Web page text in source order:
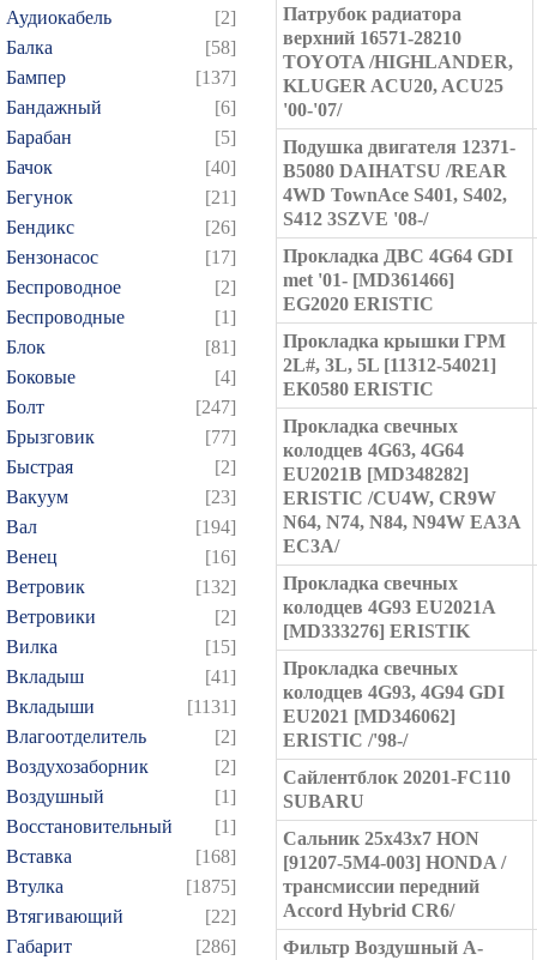
Аудиокабель
[2]
Балка
[58]
Бампер
[137]
Бандажный
[6]
Барабан
[5]
Бачок
[40]
Бегунок
[21]
Бендикс
[26]
Бензонасос
[17]
Беспроводное
[2]
Беспроводные
[1]
Блок
[81]
Боковые
[4]
Болт
[247]
Брызговик
[77]
Быстрая
[2]
Вакуум
[23]
Вал
[194]
Венец
[16]
Ветровик
[132]
Ветровики
[2]
Вилка
[15]
Вкладыш
[41]
Вкладыши
[1131]
Влагоотделитель
[2]
Воздухозаборник
[2]
Воздушный
[1]
Восстановительный
[1]
Вставка
[168]
Втулка
[1875]
Втягивающий
[22]
Габарит
[286]
Патрубок радиатора
верхний 16571-28210
TOYOTA /HIGHLANDER,
KLUGER ACU20, ACU25
'00-'07/
Подушка двигателя 12371-
B5080 DAIHATSU /REAR
4WD TownAce S401, S402,
S412 3SZVE '08-/
Прокладка ДВС 4G64 GDI
met '01- [MD361466]
EG2020 ERISTIC
Прокладка крышки ГРМ
2L#, 3L, 5L [11312-54021]
EK0580 ERISTIC
Прокладка свечных
колодцев 4G63, 4G64
EU2021B [MD348282]
ERISTIС /CU4W, CR9W
N64, N74, N84, N94W EA3A
EC3A/
Прокладка свечных
колодцев 4G93 EU2021A
[MD333276] ERISTIK
Прокладка свечных
колодцев 4G93, 4G94 GDI
EU2021 [MD346062]
ERISTIC /'98-/
Сайлентблок 20201-FC110
SUBARU
Сальник 25x43x7 HON
[91207-5M4-003] HONDA /
трансмиссии передний
Accord Hybrid CR6/
Фильтр Воздушный A-